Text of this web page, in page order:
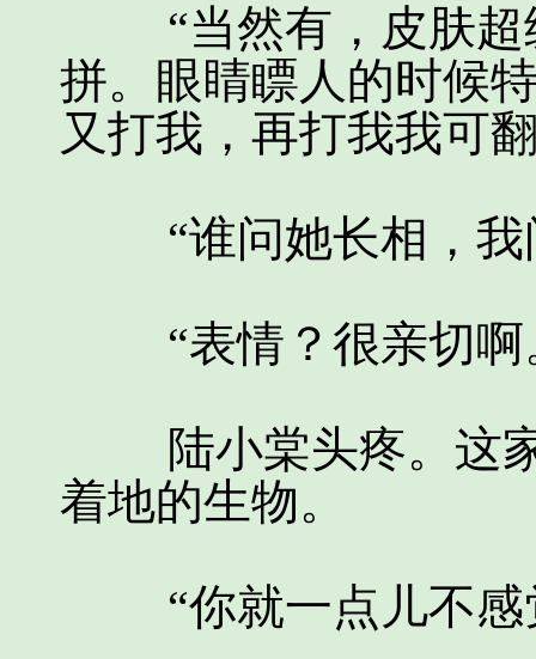
“当然有，皮肤超
拼。眼睛瞟人的时候
又打我，再打我我
“谁问她长相，我
“表情？很亲切啊
陆小棠头疼。这家
着地的生物。
“你就一点儿不感